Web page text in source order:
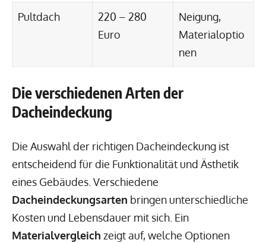
Pultdach
220 – 280
Euro
Neigung,
Materialoptio
nen
Die verschiedenen Arten der
Dacheindeckung
Die Auswahl der richtigen Dacheindeckung ist
entscheidend für die Funktionalität und Ästhetik
eines Gebäudes. Verschiedene
Dacheindeckungsarten bringen unterschiedliche
Kosten und Lebensdauer mit sich. Ein
Materialvergleich zeigt auf, welche Optionen